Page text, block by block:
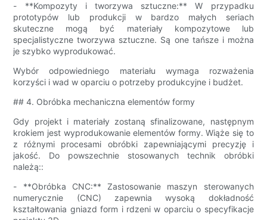
- **Kompozyty i tworzywa sztuczne:** W przypadku
prototypów lub produkcji w bardzo małych seriach
skuteczne mogą być materiały kompozytowe lub
specjalistyczne tworzywa sztuczne. Są one tańsze i można
je szybko wyprodukować.
Wybór odpowiedniego materiału wymaga rozważenia
korzyści i wad w oparciu o potrzeby produkcyjne i budżet.
## 4. Obróbka mechaniczna elementów formy
Gdy projekt i materiały zostaną sfinalizowane, następnym
krokiem jest wyprodukowanie elementów formy. Wiąże się to
z różnymi procesami obróbki zapewniającymi precyzję i
jakość. Do powszechnie stosowanych technik obróbki
należą::
- **Obróbka CNC:** Zastosowanie maszyn sterowanych
numerycznie (CNC) zapewnia wysoką dokładność
kształtowania gniazd form i rdzeni w oparciu o specyfikacje